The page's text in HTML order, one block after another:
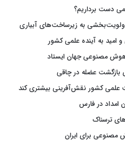
دست برداریم؟
به زیرساخت‌های آبیاری
امید به آینده علمی کشور
هوش مصنوعی جهان ایستاد
بازگشت عضله در چاقی
علمی کشور نقش‌آفرینی بیشتری کند
امداد در فارس
ترسناک